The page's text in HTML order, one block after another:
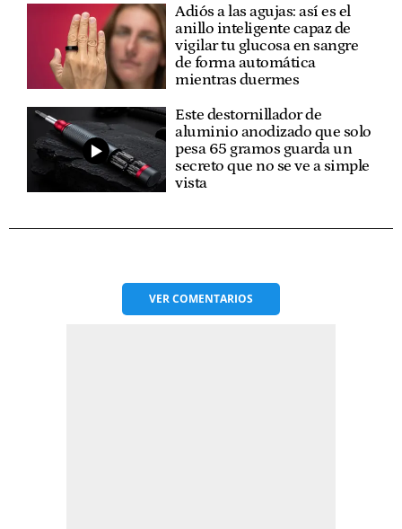
Adiós a las agujas: así es el
anillo inteligente capaz de
vigilar tu glucosa en sangre
de forma automática
mientras duermes
Este destornillador de
aluminio anodizado que solo
pesa 65 gramos guarda un
secreto que no se ve a simple
vista
VERCOMENTARIOS